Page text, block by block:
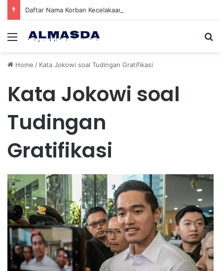
Menu
Home / Kata Jokowi soal Tudingan Gratifikasi
Kata Jokowi soal
Tudingan
Gratifikasi